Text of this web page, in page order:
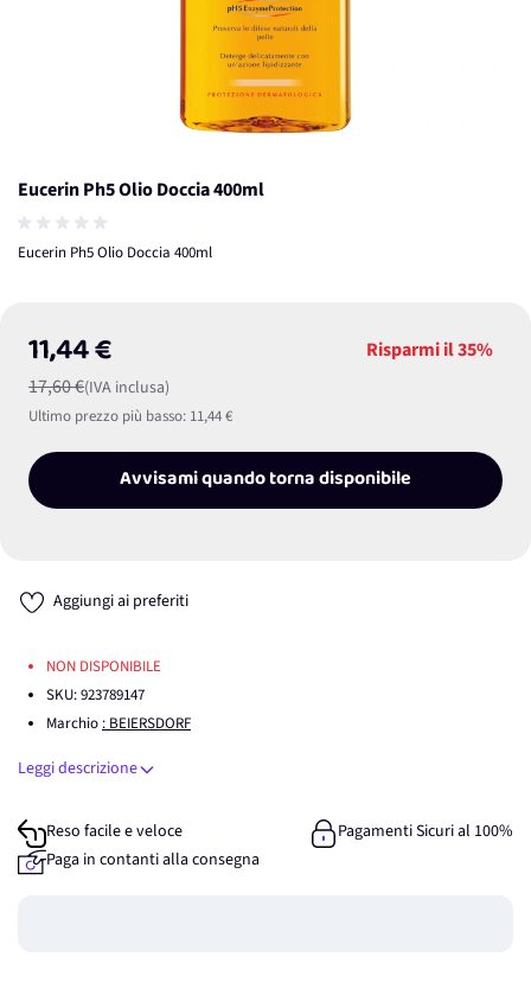
Eucerin Ph5 Olio Doccia 400ml
Eucerin Ph5 Olio Doccia 400ml
11,44 €
17,60 €(IVA inclusa)
Risparmi il35%
Ultimo prezzo più basso: 11,44 €
Avvisami quando torna disponibile
Aggiungi ai preferiti
NON DISPONIBILE
SKU:923789147
Marchio : BEIERSDORF
Leggi descrizione
Reso facile e veloce
Pagamenti Sicuri al 100%
Paga in contanti alla consegna